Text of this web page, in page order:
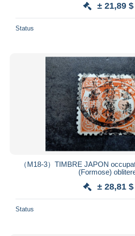
± 21,89 $
Status
（M18-3）TIMBRE JAPON
(Formose)
± 28,81 $
Status